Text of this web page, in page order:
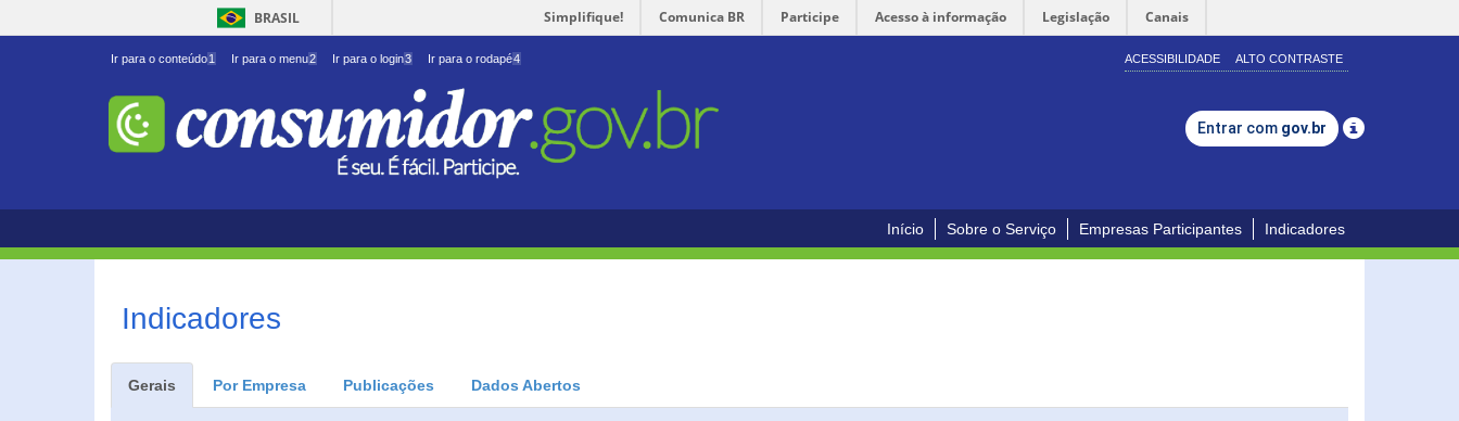
BRASIL Simplifique! Comunica BR Participe Acesso à informação Legislação Canais
Ir para o conteúdo1 Ir para o menu2 Ir para o login3 Ir para o rodapé4 ACESSIBILIDADE ALTO CONTRASTE
Entrar com gov.br
Início Sobre o Serviço Empresas Participantes Indicadores
Indicadores
Gerais Por Empresa Publicações Dados Abertos